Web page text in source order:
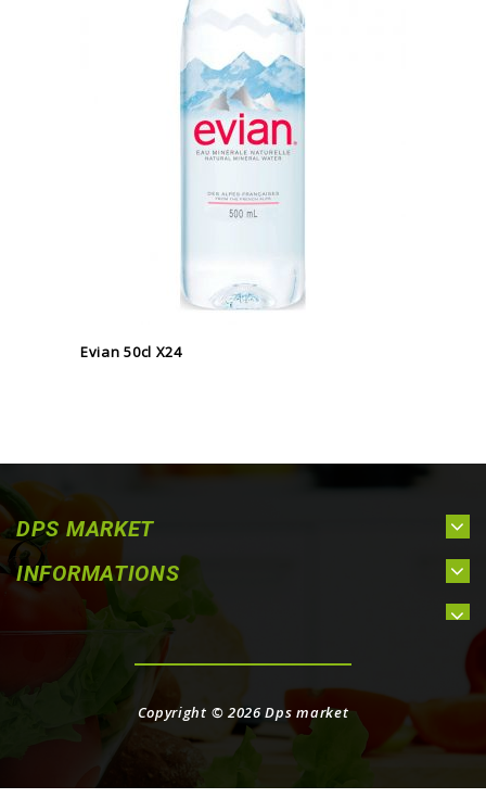
Evian 50cl X24
DPS MARKET
INFORMATIONS
Copyright © 2026Dps market